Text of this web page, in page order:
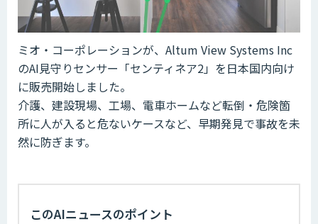
ミオ・コーポレーションが、Altum View Systems Inc
のAI見守りセンサー「センティネア2」を日本国内向け
に販売開始しました。
介護、建設現場、工場、電車ホームなど転倒・危険箇
所に人が入ると危ないケースなど、早期発見で事故を未
然に防ぎます。
このAIニュースのポイント